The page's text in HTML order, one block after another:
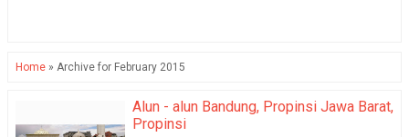
Home » Archive for February 2015
Alun - alun Bandung, Propinsi Jawa Barat,
Propinsi